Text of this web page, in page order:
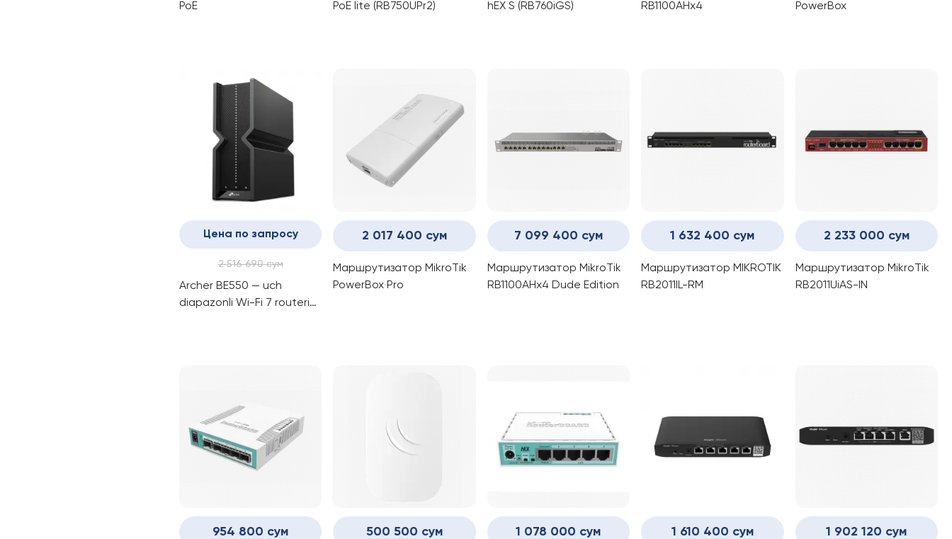
PoE
PoE lite (RB750UPr2)
hEX S (RB760iGS)
RB1100AHx4
PowerBox
Цена по запросу
2 516 690 сум
Archer BE550 — uch
diapazonli Wi-Fi 7 routeri
2 017 400 сум
Маршрутизатор MikroTik
PowerBox Pro
7 099 400 сум
Маршрутизатор MikroTik
RB1100AHx4 Dude Edition
1 632 400 сум
Маршрутизатор MIKROTIK
RB2011IL-RM
2 233 000 сум
Маршрутизатор MikroTik
RB2011UiAS-IN
954 800 сум 500 500 сум 1 078 000 сум 1 610 400 сум 1 902 120 сум